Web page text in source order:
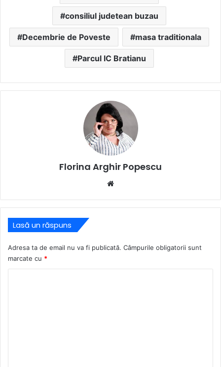
consiliul judetean buzau
Decembrie de Poveste masa traditionala
Parcul IC Bratianu
Florina Arghir Popescu
Lasă un răspuns
Adresa ta de email nu va fi publicată. Câmpurile obligatorii sunt
marcate cu *